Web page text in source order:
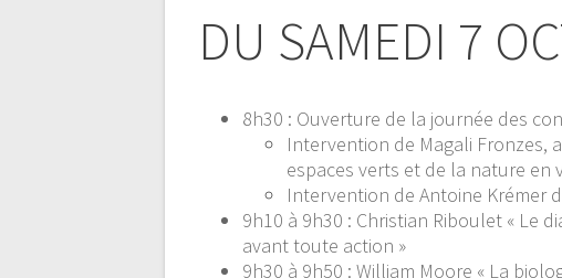
DU SAMEDI 7
8h30 : Ouverture de la journée des
Intervention de Magali Fronzes,
espaces verts et de la nature en
Intervention de Antoine Krémer
9h10 à 9h30 : Christian Riboulet « Le
avant toute action »
9h30 à 9h50 :William Moore « La